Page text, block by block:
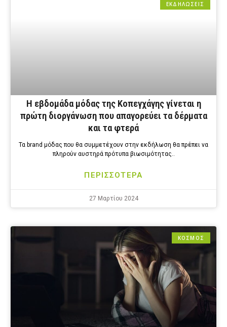
ΕΚΔΗΛΩΣΕΙΣ
Η εβδομάδα μόδας της Κοπεγχάγης γίνεται η
πρώτη διοργάνωση που απαγορεύει τα δέρματα
και τα φτερά
Τα brand μόδας που θα συμμετέχουν στην εκδήλωση θα πρέπει να
πληρούν αυστηρά πρότυπα βιωσιμότητας..
ΠΕΡΙΣΣΟΤΕΡΑ
27 Μαρτίου 2024
ΚΟΣΜΟΣ